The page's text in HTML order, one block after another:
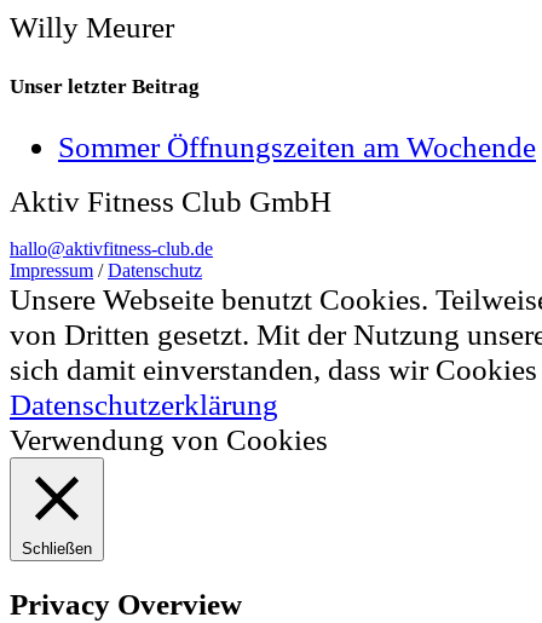
Willy Meurer
Unser letzter Beitrag
Sommer Öffnungszeiten am Wochende
Aktiv Fitness Club GmbH
hallo@aktivfitness-club.de
Impressum /Datenschutz
Unsere Webseite benutzt Cookies.
von Dritten gesetzt. Mit der Nutzung
sich damit einverstanden, dass wir
Datenschutzerklärung
Verwendung von Cookies
Schließen
Privacy Overview